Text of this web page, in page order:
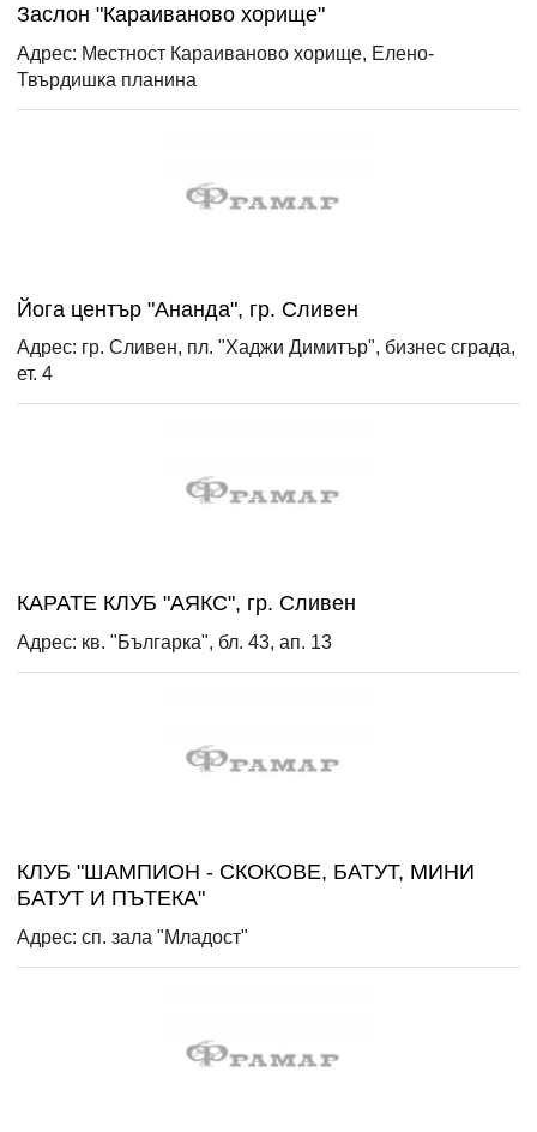
Заслон "Караиваново хорище"
Адрес: Местност Караиваново хорище, Елено-
Твърдишка планина
Йога център "Ананда", гр. Сливен
Адрес: гр. Сливен, пл. "Хаджи Димитър", бизнес сграда,
ет. 4
КАРАТЕ КЛУБ "АЯКС", гр. Сливен
Адрес: кв. "Българка", бл. 43, ап. 13
КЛУБ "ШАМПИОН - СКОКОВЕ, БАТУТ, МИНИ
БАТУТ И ПЪТЕКА"
Адрес: сп. зала "Младост"